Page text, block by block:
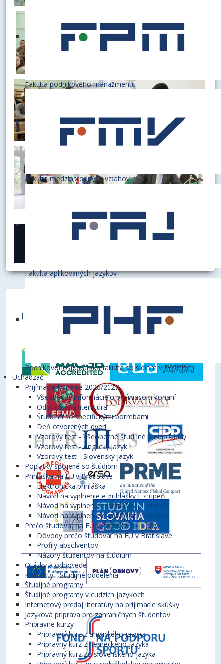
Fakulta podnikového manažmentu
Fakulta medzinárodných vzťahov
Fakulta aplikovaných jazykov
Podnikovohospodárska fakulta so sídlom v Košiciach
Uchádzač
Prijímacie konanie 2026/2027
Všeobecné informácie o prijímacom konaní
Odporúčaná literatúra
Študenti so špecifickými potrebami
Deň otvorených dverí
Vzorový test - Všeobecné študijné predpoklady
Vzorový test - Anglický jazyk
Vzorový test - Slovenský jazyk
Poplatky spojené so štúdiom
Prihláška na EU v Bratislave
Elektronická prihláška
Návod na vyplnenie e-prihlášky I. stupeň
Návod na vyplnenie e-prihlášky II. stupeň
Návod na vyplnenie e-prihlášky III. stupeň
Prečo študovať na EU v Bratislave
Dôvody prečo študovať na EU v Bratislave
Profily absolventov
Názory študentov na štúdium
Otázky a odpovede
Kontakty - Študijné oddelenia
Študijné programy
Študijné programy v cudzích jazykoch
Internetový predaj literatúry na prijímacie skúšky
Jazyková príprava pre zahraničných študentov
Prípravné kurzy
Prípravný kurz z anglického jazyka
Prípravný kurz z nemeckého jazyka
Prípravný kurz zo slovenského jazyka
06. november 2019
Ekonomická univerzita v Bratislave je členom
týchto medzinárodných inštitúcií